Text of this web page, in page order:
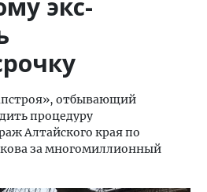
экс-
отбывающий
процедуру
Алтайского края по
за многомиллионный